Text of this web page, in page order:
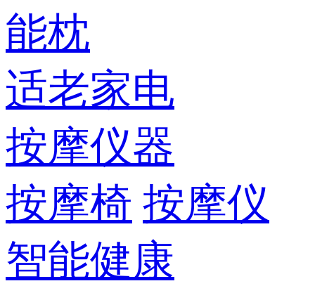
能枕
适老家电
按摩仪器
按摩椅 按摩仪
智能健康